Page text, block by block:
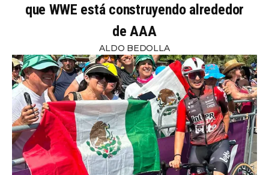
que WWE está construyendo alrededor
de AAA
ALDO BEDOLLA